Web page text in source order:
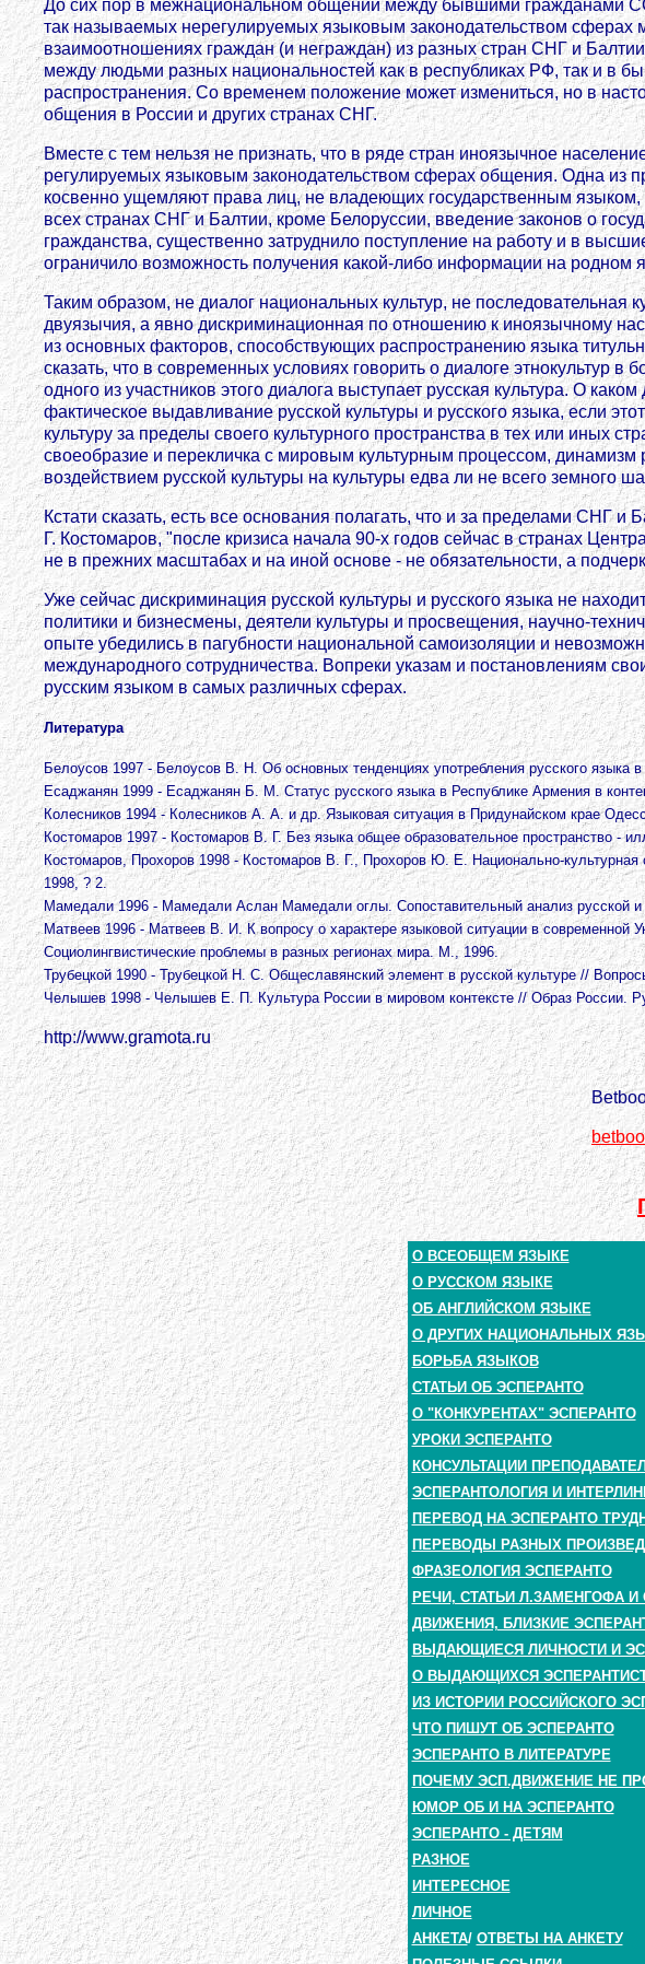
До сих пор в межнациональном общении между бывшими гражданами
так называемых нерегулируемых языковым законодательством сферах
взаимоотношениях граждан (и неграждан) из разных стран СНГ и
между людьми разных национальностей как в республиках РФ, так и в
распространения. Со временем положение может измениться, но в
общения в России и других странах СНГ.
Вместе с тем нельзя не признать, что в ряде стран иноязычное
регулируемых языковым законодательством сферах общения. Одна из
косвенно ущемляют права лиц, не владеющих государственным
всех странах СНГ и Балтии, кроме Белоруссии, введение законов о
гражданства, существенно затруднило поступление на работу и в
ограничило возможность получения какой-либо информации на родном
Таким образом, не диалог национальных культур, не последовательная
двуязычия, а явно дискриминационная по отношению к иноязычному
из основных факторов, способствующих распространению языка
сказать, что в современных условиях говорить о диалоге этнокультур
одного из участников этого диалога выступает русская культура. О
фактическое выдавливание русской культуры и русского языка, если
культуру за пределы своего культурного пространства в тех или иных
своеобразие и перекличка с мировым культурным процессом,
воздействием русской культуры на культуры едва ли не всего земного
Кстати сказать, есть все основания полагать, что и за пределами СНГ и
Г. Костомаров, "после кризиса начала 90-х годов сейчас в странах
не в прежних масштабах и на иной основе - не обязательности, а
Уже сейчас дискриминация русской культуры и русского языка не
политики и бизнесмены, деятели культуры и просвещения, научно-
опыте убедились в пагубности национальной самоизоляции и
международного сотрудничества. Вопреки указам и постановлениям
русским языком в самых различных сферах.
Литература
Белоусов 1997 - Белоусов В. Н. Об основных тенденциях употребления русского
Есаджанян 1999 - Есаджанян Б. М. Статус русского языка в Республике Армения в
Колесников 1994 - Колесников А. А. и др. Языковая ситуация в Придунайском крае
Костомаров 1997 - Костомаров В. Г. Без языка общее образовательное пространство -
Костомаров, Прохоров 1998 - Костомаров В. Г., Прохоров Ю. Е. Национально-
1998, ? 2.
Мамедали 1996 - Мамедали Аслан Мамедали оглы. Сопоставительный анализ русской
Матвеев 1996 - Матвеев В. И. К вопросу о характере языковой ситуации в современной
Социолингвистические проблемы в разных регионах мира. М., 1996.
Трубецкой 1990 - Трубецкой Н. С. Общеславянский элемент в русской культуре //
Челышев 1998 - Челышев Е. П. Культура России в мировом контексте // Образ России.
http://www.gramota.ru
О ВСЕОБЩЕМ ЯЗЫКЕ
О РУССКОМ ЯЗЫКЕ
ОБ АНГЛИЙСКОМ ЯЗЫКЕ
О ДРУГИХ НАЦИОНАЛЬНЫХ
БОРЬБА ЯЗЫКОВ
СТАТЬИ ОБ ЭСПЕРАНТО
О "КОНКУРЕНТАХ" ЭСПЕРАНТО
УРОКИ ЭСПЕРАНТО
КОНСУЛЬТАЦИИ
ЭСПЕРАНТОЛОГИЯ И
ПЕРЕВОД НА ЭСПЕРАНТО
ПЕРЕВОДЫ РАЗНЫХ
ФРАЗЕОЛОГИЯ ЭСПЕРАНТО
РЕЧИ, СТАТЬИ Л.ЗАМЕНГОФА И
ДВИЖЕНИЯ, БЛИЗКИЕ
ВЫДАЮЩИЕСЯ ЛИЧНОСТИ И
О ВЫДАЮЩИХСЯ
ИЗ ИСТОРИИ РОССИЙСКОГО
ЧТО ПИШУТ ОБ ЭСПЕРАНТО
ЭСПЕРАНТО В ЛИТЕРАТУРЕ
ПОЧЕМУ ЭСП.ДВИЖЕНИЕ НЕ
ЮМОР ОБ И НА ЭСПЕРАНТО
ЭСПЕРАНТО - ДЕТЯМ
РАЗНОЕ
ИНТЕРЕСНОЕ
ЛИЧНОЕ
АНКЕТА/ ОТВЕТЫ НА АНКЕТУ